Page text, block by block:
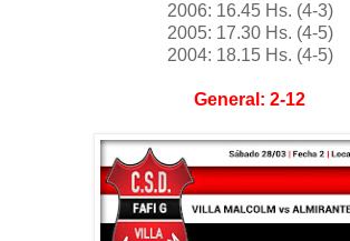
2006: 16.45 Hs. (4-3)
2005: 17.30 Hs. (4-5)
2004: 18.15 Hs. (4-5)
General: 2-12